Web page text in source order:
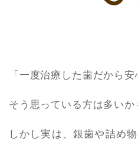
「一度治療した歯だから安
そう思っている方は多いか
しかし実は、銀歯や詰め